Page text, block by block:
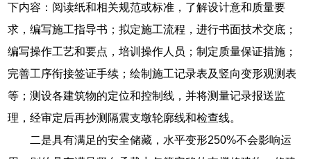
下内容：阅读纸和相关规范或标准，了解设计意和质量要
求，编写施工指导书；拟定施工流程，进行书面技术交底；
编写操作工艺和要点，培训操作人员；制定质量保证措施；
完善工序衔接签证手续；绘制施工记录表及竖向变形观测表
等；测设各建筑物的定位和控制线，并将测量记录报送监
理，经审定后再抄测隔震支墩轮廓线和检查线。
二是具有满足的安全储藏，水平变形250%不会影响运